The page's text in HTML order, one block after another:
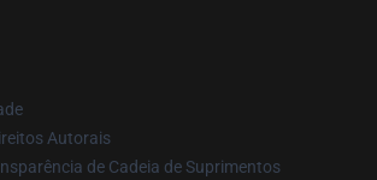
Autorais
de Cadeia de Suprimentos